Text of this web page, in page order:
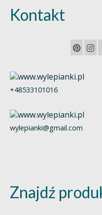
Kontakt
+48533101016
wylepianki@gmail.com
Znajdź